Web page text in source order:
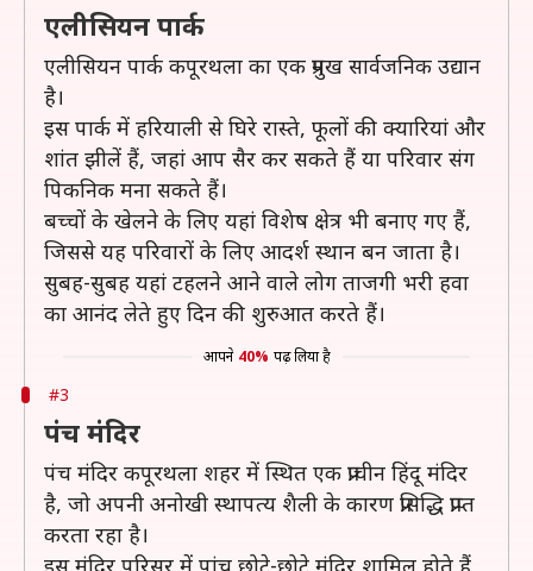
एलीसियन पार्क
एलीसियन पार्क कपूरथला का एक प्रमुख सार्वजनिक उद्यान
है।
इस पार्क में हरियाली से घिरे रास्ते, फूलों की क्यारियां और
शांत झीलें हैं, जहां आप सैर कर सकते हैं या परिवार संग
पिकनिक मना सकते हैं।
बच्चों के खेलने के लिए यहां विशेष क्षेत्र भी बनाए गए हैं,
जिससे यह परिवारों के लिए आदर्श स्थान बन जाता है।
सुबह-सुबह यहां टहलने आने वाले लोग ताजगी भरी हवा
का आनंद लेते हुए दिन की शुरुआत करते हैं।
आपने 40% पढ़ लिया है
#3
पंच मंदिर
पंच मंदिर कपूरथला शहर में स्थित एक प्राचीन हिंदू मंदिर
है, जो अपनी अनोखी स्थापत्य शैली के कारण प्रसिद्धि प्राप्त
करता रहा है।
इस मंदिर परिसर में पांच छोटे-छोटे मंदिर शामिल होते हैं,